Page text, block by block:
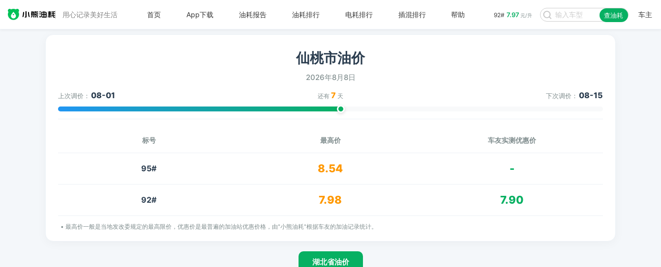
用心记录美好生活 92# 7.97 元/升 查油耗 车主
首页 App下载 油耗报告 油耗排行 电耗排行 插混排行 帮助
仙桃市油价
2026年8月8日
上次调价： 08-01 还有 7 天 下次调价： 08-15
标号 最高价 车友实测优惠价
95# 8.54 -
92# 7.98 7.90
• 最高价一般是当地发改委规定的最高限价，优惠价是最普遍的加油站优惠价格，由"小熊油耗"根据车友的加油记录统计。
湖北省油价